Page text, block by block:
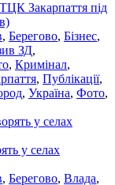
ТЦК Закарпаття під
, Берегово, Бізнес,
ЗД,
, Кримінал,
, Публікації,
, Україна, Фото,
у селах
, Берегово, Влада,